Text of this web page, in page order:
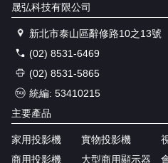
晟弘科技有限公司
新北市泰山區辭修路10之13號
(02) 8531-6469
(02) 8531-5865
統編: 53410215
主要產品
家用投影機
商用投影機
實物投影機
大型商用顯示器